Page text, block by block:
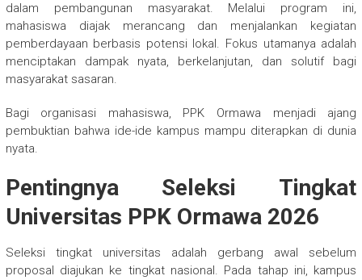
dalam pembangunan masyarakat. Melalui program ini,
mahasiswa diajak merancang dan menjalankan kegiatan
pemberdayaan berbasis potensi lokal. Fokus utamanya adalah
menciptakan dampak nyata, berkelanjutan, dan solutif bagi
masyarakat sasaran.
Bagi organisasi mahasiswa, PPK Ormawa menjadi ajang
pembuktian bahwa ide-ide kampus mampu diterapkan di dunia
nyata.
Pentingnya Seleksi Tingkat
Universitas PPK Ormawa 2026
Seleksi tingkat universitas adalah gerbang awal sebelum
proposal diajukan ke tingkat nasional. Pada tahap ini, kampus